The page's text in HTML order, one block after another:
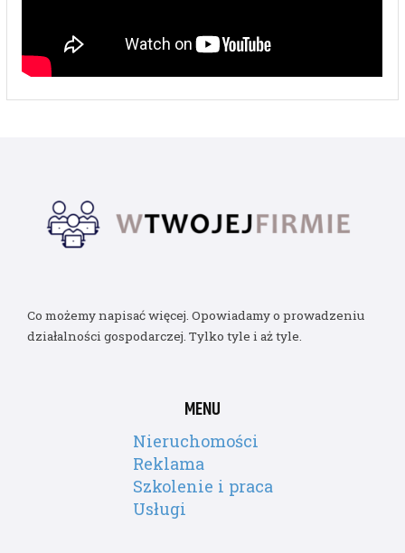
Co możemy napisać więcej. Opowiadamy o prowadzeniu
działalności gospodarczej. Tylko tyle i aż tyle.
MENU
Nieruchomości
Reklama
Szkolenie i praca
Usługi